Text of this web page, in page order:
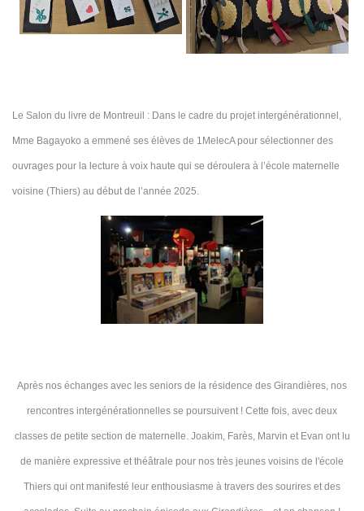
Le Salon du livre de Montreuil : Dans le cadre du projet intergénérationnel,
Mme Bagayoko a emmené ses élèves de 1MelecA pour sélectionner des
ouvrages pour la lecture à voix haute qui se déroulera à l’école maternelle
voisine (Thiers) au début de l’année 2025.
Après nos échanges avec les seniors de la résidence des Girandières, nos
rencontres intergénérationnelles se poursuivent ! Cette fois, avec deux
classes de petite section de maternelle. Joakim, Farès, Marvin et Evan ont lu
de manière expressive et théâtrale pour nos très jeunes voisins de l'école
Thiers qui ont manifesté leur enthousiasme à travers des sourires et des